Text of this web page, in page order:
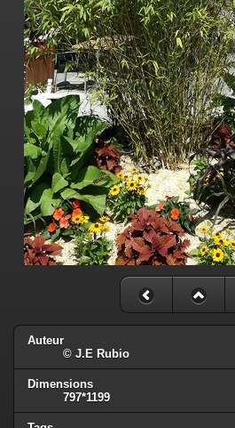
Auteur
© J.E Rubio
Dimensions
797*1199